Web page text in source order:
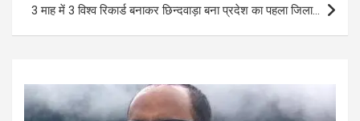
k
p
3 माह में 3 विश्व रिकार्ड बनाकर छिन्दवाड़ा बना प्रदेश का पहला जिला…